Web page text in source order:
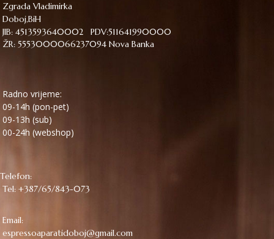
Zgrada Vladimirka
Doboj,BiH
JIB: 4513593640002 PDV:511641990000
ŽR: 5553000066237094 Nova Banka
Radno vrijeme:
09-14h (pon-pet)
09-13h (sub)
00-24h (webshop)
Telefon:
Tel: +387/65/843-073
Email:
espressoaparatidoboj@gmail.com